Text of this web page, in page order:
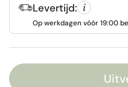
Levertijd:
Op werkdagen vóór 19:00